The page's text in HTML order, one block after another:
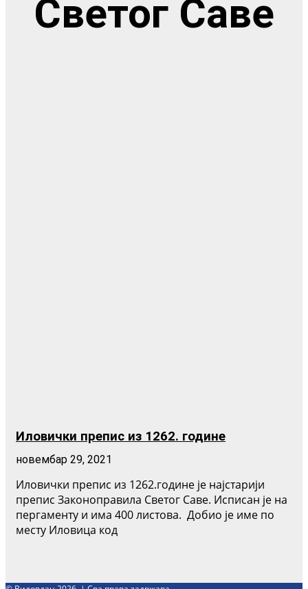
Светог Саве
Иловички препис из 1262. године
новембар 29, 2021
Иловички препис из 1262.године је најстарији
препис Законоправила Светог Саве. Исписан је на
пергаменту и има 400 листова. Добио је име по
месту Иловица код